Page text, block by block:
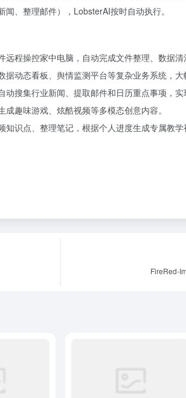
闻、整理邮件），LobsterAI按时自动执行。
远程操控家中电脑，自动完成文件整理、数据清
据动态看板、舆情监测平台等复杂业务系统，大
动搜集行业新闻、提取邮件和日历重点事项，实
成趣味游戏、炫酷视频等多模态创意内容。
知识点、整理笔记，根据个人进度生成专属教
FireRed-